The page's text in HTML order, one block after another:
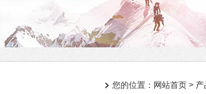
您的位置： 网站首页 > 产